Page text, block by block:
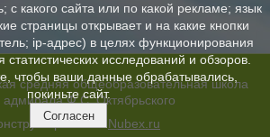
средняя общеобразовательная школа
Ф.С. Октябрьского
сайтов Nubex.ru
с какого сайта или по какой рекламе; язык
страницы открывает и на какие кнопки
ip-адрес) в целях функционирования
статистических исследований и обзоров.
чтобы ваши данные обрабатывались,
покиньте сайт.
Согласен